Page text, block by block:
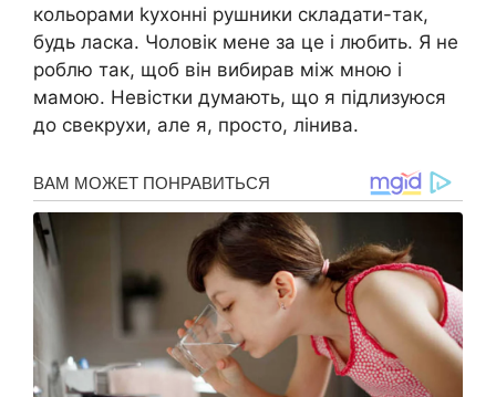
кольорами kухонні рушники складати-так,
будь ласка. Чоловік мене за це і любить. Я не
роблю так, щоб він вибирав між мною і
мамою. Невістки думають, що я підлизуюся
до свекрухи, але я, просто, лінива.